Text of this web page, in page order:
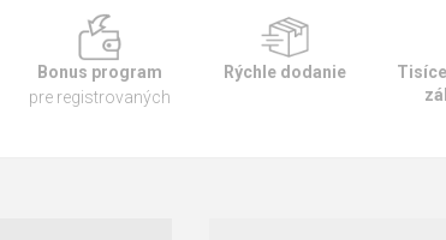
Bonus program
pre registrovaných
Rýchle dodanie